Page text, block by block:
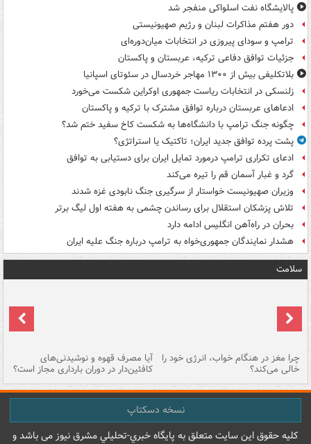
پالایشگاه نفت اسلواکی منفجر شد
دور هفتم مذاکرات لبنان و رژیم صهیونیستی
ترامپ و سودای پیروزی در انتخابات میان‌دوره‌ای
جزئیات توافق دفاعی ترکیه، عربستان و پاکستان
بلاتکلیفی بیش از ۱۳۰۰ مهاجر خردسال در سئوتای اسپانیا
زلنسکی در انتخابات ریاست جمهوری اوکراین شکست می‌خورد
ادعاهای عربستان درباره توافق مشترک با ترکیه و پاکستان
چگونه جنگ ترامپ با دانشگاه‌ها به شکست کاخ سفید ختم شد؟
پشت پرده توافق جدید ایران؛ تاکتیک یا استراتژی؟
ادعای تکراری ترامپ درمورد تمایل ایران برای دستیابی به توافق
گرد و غبار آسمان قم را تیره می‌کند
وزیران صهیونیست خواستار از سرگیری جنگ نابودی غزه شدند
تلاش پزشکان استقلال برای رساندن چشمی به هفته اول لیگ برتر
بحران در راه‌آهن انگلیس ادامه دارد
هشدار نمایندگان جمهوری‌خواه به ترامپ درباره جنگ علیه ایران
سلامت
چرا مغز در هنگام خواب، انرژی خود را
خالی می‌کند؟
آیا مصرف قهوه و نوشیدنی‌های
کافئین‌دار در دوران بارداری مجاز است؟
نسخه دسکتاپ
کليه حقوق اين سايت متعلق به پایگاه خبري-تحليلي مشرق نيوز می باشد و